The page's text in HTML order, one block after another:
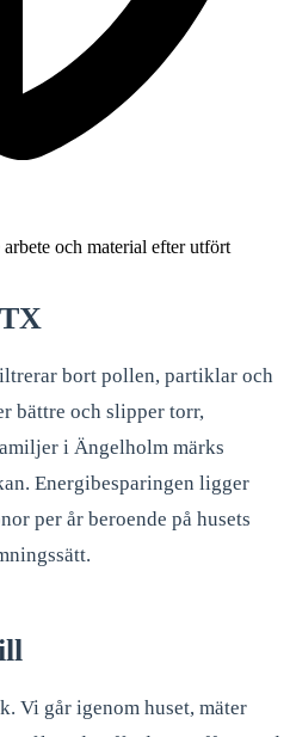
och material efter utfört
bort pollen, partiklar och
bättre och slipper torr,
i Ängelholm märks
Energibesparingen ligger
per år beroende på husets
Vi går igenom huset, mäter